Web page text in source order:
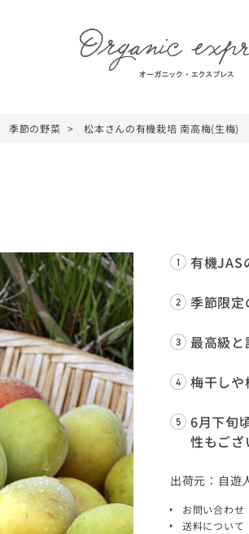
季節の野菜 松本さんの有機栽培 南高梅(生梅)
有機JAS
季節限定
最高級
梅干しや
6月下旬
性もござ
出荷元：自遊
お問い合わせ
送料について